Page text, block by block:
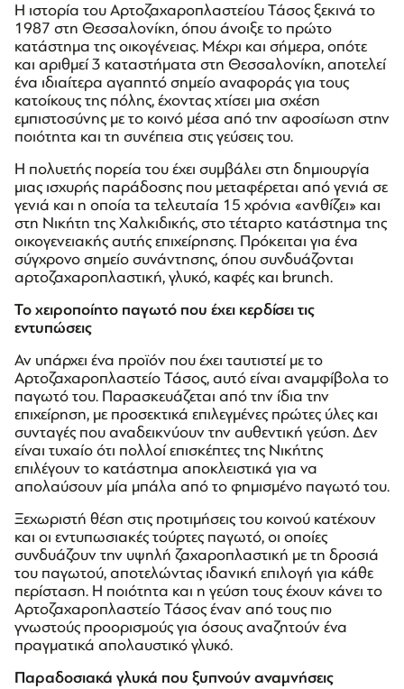
Η ιστορία του Αρτοζαχαροπλαστείου Τάσος ξεκινά το
1987 στη Θεσσαλονίκη, όπου άνοιξε το πρώτο
κατάστημα της οικογένειας. Μέχρι και σήμερα, οπότε
και αριθμεί 3 καταστήματα στη Θεσσαλονίκη, αποτελεί
ένα ιδιαίτερα αγαπητό σημείο αναφοράς για τους
κατοίκους της πόλης, έχοντας χτίσει μια σχέση
εμπιστοσύνης με το κοινό μέσα από την αφοσίωση στην
ποιότητα και τη συνέπεια στις γεύσεις του.
Η πολυετής πορεία του έχει συμβάλει στη δημιουργία
μιας ισχυρής παράδοσης που μεταφέρεται από γενιά σε
γενιά και η οποία τα τελευταία 15 χρόνια «ανθίζει» και
στη Νικήτη της Χαλκιδικής, στο τέταρτο κατάστημα της
οικογενειακής αυτής επιχείρησης. Πρόκειται για ένα
σύγχρονο σημείο συνάντησης, όπου συνδυάζονται
αρτοζαχαροπλαστική, γλυκό, καφές και brunch.
Το χειροποίητο παγωτό που έχει κερδίσει τις
εντυπώσεις
Αν υπάρχει ένα προϊόν που έχει ταυτιστεί με το
Αρτοζαχαροπλαστείο Τάσος, αυτό είναι αναμφίβολα το
παγωτό του. Παρασκευάζεται από την ίδια την
επιχείρηση, με προσεκτικά επιλεγμένες πρώτες ύλες και
συνταγές που αναδεικνύουν την αυθεντική γεύση. Δεν
είναι τυχαίο ότι πολλοί επισκέπτες της Νικήτης
επιλέγουν το κατάστημα αποκλειστικά για να
απολαύσουν μία μπάλα από το φημισμένο παγωτό του.
Ξεχωριστή θέση στις προτιμήσεις του κοινού κατέχουν
και οι εντυπωσιακές τούρτες παγωτό, οι οποίες
συνδυάζουν την υψηλή ζαχαροπλαστική με τη δροσιά
του παγωτού, αποτελώντας ιδανική επιλογή για κάθε
περίσταση. Η ποιότητα και η γεύση τους έχουν κάνει το
Αρτοζαχαροπλαστείο Τάσος έναν από τους πιο
γνωστούς προορισμούς για όσους αναζητούν ένα
πραγματικά απολαυστικό γλυκό.
Παραδοσιακά γλυκά που ξυπνούν αναμνήσεις